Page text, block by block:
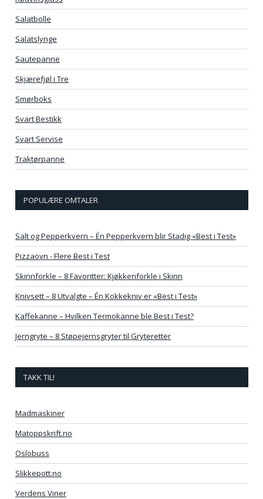
Salatbolle
Salatslynge
Sautepanne
Skjærefjøl i Tre
Smørboks
Svart Bestikk
Svart Servise
Traktørpanne
POPULÆRE OMTALER
Salt og Pepperkvern – Én Pepperkvern blir Stadig «Best i Test»
Pizzaovn - Flere Best i Test
Skinnforkle – 8 Favoritter: Kjøkkenforkle i Skinn
Knivsett – 8 Utvalgte – Én Kokkekniv er «Best i Test»
Kaffekanne – Hvilken Termokanne ble Best i Test?
Jerngryte – 8 Støpejernsgryter til Gryteretter
TAKK TIL!
Madmaskiner
Matoppskrift.no
Oslobuss
Slikkepott.no
Verdens Viner